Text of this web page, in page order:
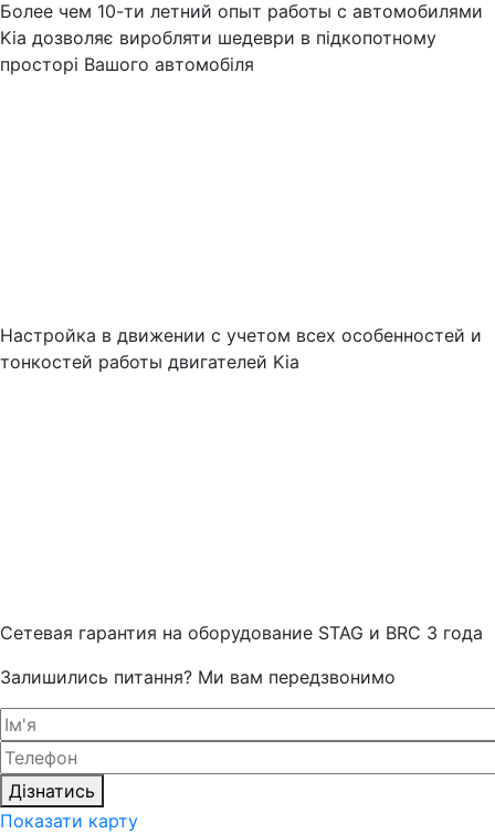
Более чем 10-ти летний опыт работы с автомобилями
Kia дозволяє виробляти шедеври в підкопотному
просторі Вашого автомобіля
Настройка в движении с учетом всех особенностей и
тонкостей работы двигателей Kia
Cетевая гарантия на оборудование STAG и BRC 3 года
Залишились питання? Ми вам передзвонимо
Дізнатись
Показати карту